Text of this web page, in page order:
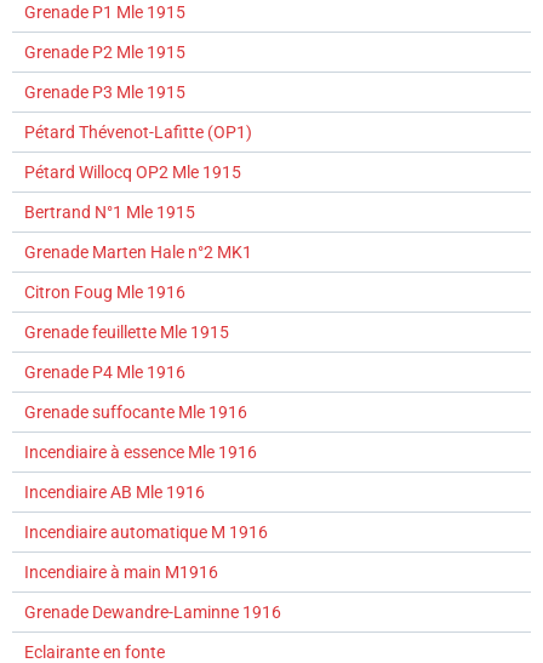
Grenade P1 Mle 1915
Grenade P2 Mle 1915
Grenade P3 Mle 1915
Pétard Thévenot-Lafitte (OP1)
Pétard Willocq OP2 Mle 1915
Bertrand N°1 Mle 1915
Grenade Marten Hale n°2 MK1
Citron Foug Mle 1916
Grenade feuillette Mle 1915
Grenade P4 Mle 1916
Grenade suffocante Mle 1916
Incendiaire à essence Mle 1916
Incendiaire AB Mle 1916
Incendiaire automatique M 1916
Incendiaire à main M1916
Grenade Dewandre-Laminne 1916
Eclairante en fonte